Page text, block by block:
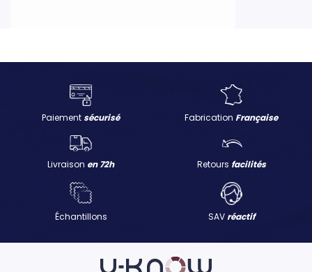
Paiement sécurisé Fabrication Française
Livraison en 72h Retours facilités
Échantillons SAVréactif